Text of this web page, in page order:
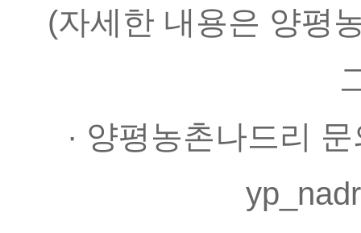
(자세한 내용은 양평
· 양평농촌나드리